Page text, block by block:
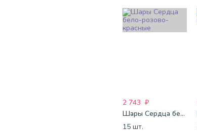
2 743 ₽
Шары Сердца бело-розово-красные
15 шт.